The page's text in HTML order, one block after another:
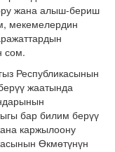
жана алыш-бериш
мекемелердин
сом.
Республикасынын
жаатында
бар билим берүү
каржылоону
Өкмөтүнүн